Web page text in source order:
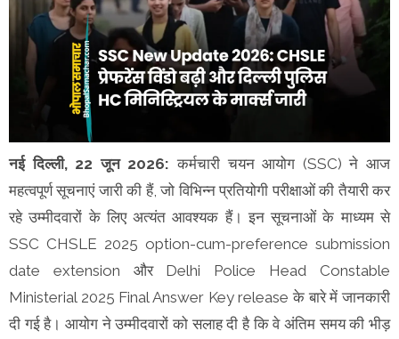
नई दिल्ली, 22 जून 2026:कर्मचारी चयन आयोग (SSC) ने आज
महत्वपूर्ण सूचनाएं जारी की हैं, जो विभिन्न प्रतियोगी परीक्षाओं की तैयारी कर
रहे उम्मीदवारों के लिए अत्यंत आवश्यक हैं। इन सूचनाओं के माध्यम से
SSC CHSLE 2025 option-cum-preference submission
date extension और Delhi Police Head Constable
Ministerial 2025 Final Answer Key release के बारे में जानकारी
दी गई है। आयोग ने उम्मीदवारों को सलाह दी है कि वे अंतिम समय की भीड़